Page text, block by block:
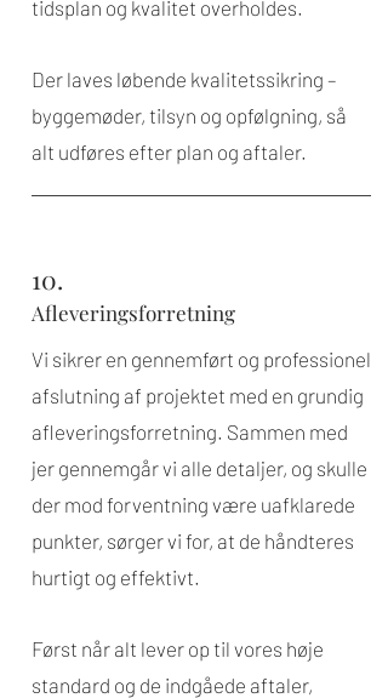
tidsplan og kvalitet overholdes.
Der laves løbende kvalitetssikring –
byggemøder, tilsyn og opfølgning, så
alt udføres efter plan og aftaler.
10.
Afleveringsforretning
Vi sikrer en gennemført og professionel
afslutning af projektet med en grundig
afleveringsforretning. Sammen med
jer gennemgår vi alle detaljer, og skulle
der mod forventning være uafklarede
punkter, sørger vi for, at de håndteres
hurtigt og effektivt.
Først når alt lever op til vores høje
standard og de indgåede aftaler,